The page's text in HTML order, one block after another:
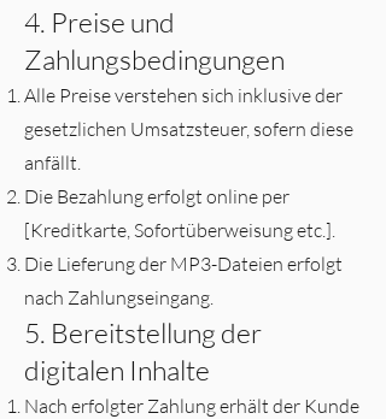
4. Preise und
Zahlungsbedingungen
Alle Preise verstehen sich inklusive der
gesetzlichen Umsatzsteuer, sofern diese
anfällt.
Die Bezahlung erfolgt online per
[Kreditkarte, Sofortüberweisung etc.].
Die Lieferung der MP3-Dateien erfolgt
nach Zahlungseingang.
5. Bereitstellung der
digitalen Inhalte
Nach erfolgter Zahlung erhält der Kunde